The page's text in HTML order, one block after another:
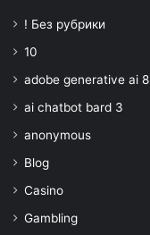
! Без рубрики
10
adobe generative ai 8
ai chatbot bard 3
anonymous
Blog
Casino
Gambling